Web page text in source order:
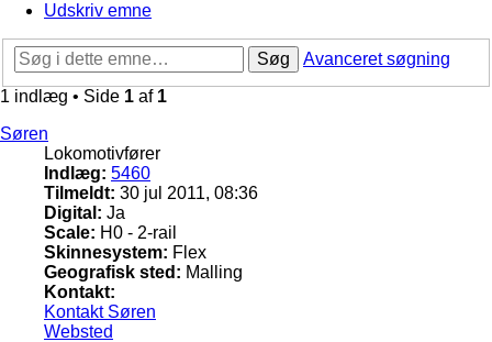
Udskriv emne
Søg
Avanceret søgning
1 indlæg • Side 1 af 1
Søren
Lokomotivfører
Indlæg: 5460
Tilmeldt: 30 jul 2011, 08:36
Digital: Ja
Scale: H0 - 2-rail
Skinnesystem: Flex
Geografisk sted: Malling
Kontakt:
Kontakt Søren
Websted